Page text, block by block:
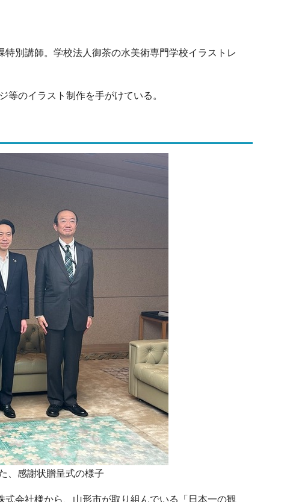
別講師。学校法人御茶の水美術専門学校イラストレ
のイラスト制作を手がけている。
感謝状贈呈式の様子
会社様から、山形市が取り組んでいる「日本一の観